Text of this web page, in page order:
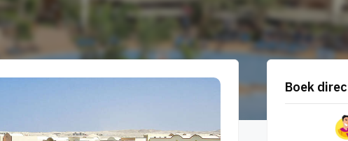
Boek